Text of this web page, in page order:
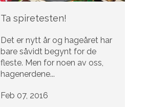
Ta spiretesten!
Det er nytt år og hageåret har
bare såvidt begynt for de
fleste. Men for noen av oss,
hagenerdene...
Feb 07, 2016